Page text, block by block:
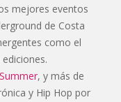
mejores eventos
de Costa
como el
, y más de
y Hip Hop por